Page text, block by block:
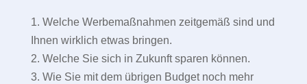
1. Welche Werbemaßnahmen zeitgemäß sind und
Ihnen wirklich etwas bringen.
2. Welche Sie sich in Zukunft sparen können.
3. Wie Sie mit dem übrigen Budget noch mehr